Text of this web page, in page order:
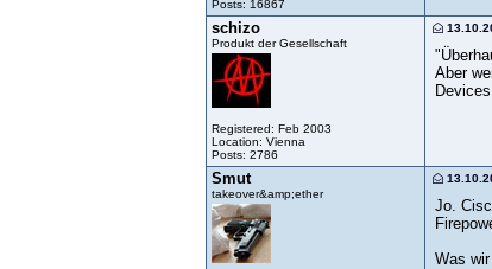
Posts: 16867
schizo
Produkt der Gesellschaft
Registered: Feb 2003
Location: Vienna
Posts: 2786
Aber
Smut
takeover&amp;ether
Jo.
Was